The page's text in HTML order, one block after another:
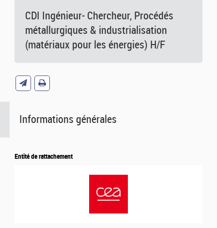
CDI Ingénieur- Chercheur, Procédés
métallurgiques & industrialisation
(matériaux pour les énergies) H/F
Informations générales
Entité de rattachement